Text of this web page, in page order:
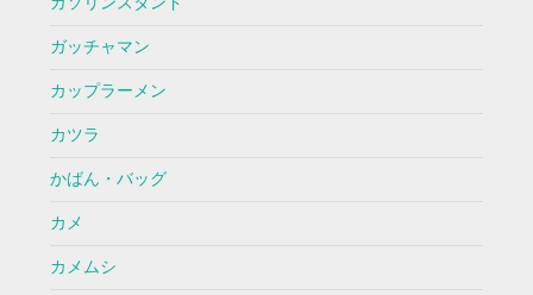
ガッチャマン
カップラーメン
カツラ
かばん・バッグ
カメ
カメムシ